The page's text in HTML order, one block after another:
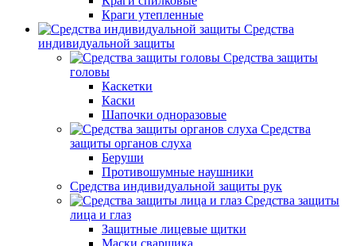
Краги утепленные
Средства
индивидуальной защиты
Средства защиты
головы
Каскетки
Каски
Шапочки одноразовые
Средства
защиты органов слуха
Беруши
Противошумные наушники
Средства индивидуальной защиты рук
Средства защиты
лица и глаз
Защитные лицевые щитки
Маски сварщика